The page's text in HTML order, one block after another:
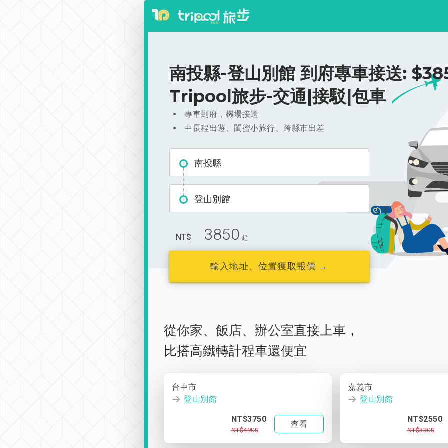
南投縣-登山別館 到府專車接送:
Tripool旅步-交通|接駁|包車
專車到府，機場接送
中長程出遊、閨蜜小旅行、跨縣市出差
南投縣
登山別館
NT$ 3850 起
輸入地址、位置獲取報價 →
從你家、 飯店、 辦公室直接上車，
比搭高鐵轉計程車還便宜
台中市
登山別館
NT$3750
NT$4900
查看
嘉義市
登山別館
NT$2550
NT$3300